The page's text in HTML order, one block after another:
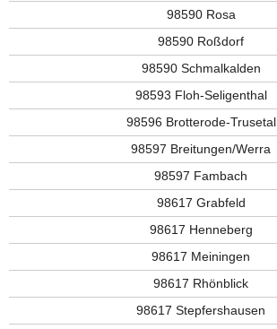
98590 Rosa
98590 Roßdorf
98590 Schmalkalden
98593 Floh-Seligenthal
98596 Brotterode-Trusetal
98597 Breitungen/Werra
98597 Fambach
98617 Grabfeld
98617 Henneberg
98617 Meiningen
98617 Rhönblick
98617 Stepfershausen